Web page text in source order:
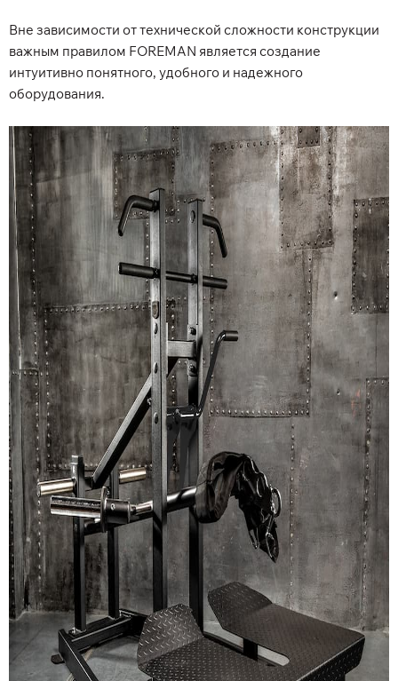
Вне зависимости от технической сложности конструкции
важным правилом FOREMAN является создание
интуитивно понятного, удобного и надежного
оборудования.